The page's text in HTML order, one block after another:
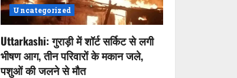
Uncategorized
Uttarkashi: गुराड़ी में शॉर्ट सर्किट से लगी
भीषण आग, तीन परिवारों के मकान जले,
पशुओं की जलने से मौत